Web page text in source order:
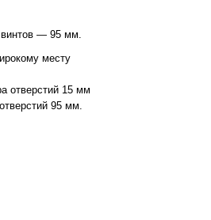
винтов — 95 мм.
месту
отверстий 15 мм
95 мм.